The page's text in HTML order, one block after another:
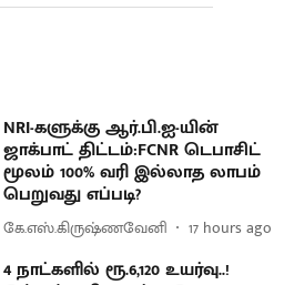
NRI-களுக்கு ஆர்.பி.ஐ-யின்
ஜாக்பாட் திட்டம்:FCNR டெபாசிட்
மூலம் 100% வரி இல்லாத லாபம்
பெறுவது எப்படி?
கே.எஸ்.கிருஷ்ணவேனி 17 hours ago
4 நாட்களில் ரூ.6,120 உயர்வு..!